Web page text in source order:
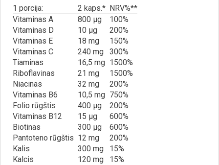
1 porcija: 2 kaps.* NRV%**
Vitaminas A
800 μg
100%
Vitaminas D
10 μg
200%
Vitaminas E
18 mg
150%
Vitaminas C
240 mg
300%
Tiaminas
16,5 mg 1500%
Riboflavinas
21 mg
1500%
Niacinas
32 mg
200%
Vitaminas B6
10,5 mg 750%
Folio rūgštis
400 μg
200%
Vitaminas B12
15 μg
600%
Biotinas
300 μg
600%
Pantoteno rūgštis 12 mg
200%
Kalis
300 mg
15%
Kalcis
120 mg
15%